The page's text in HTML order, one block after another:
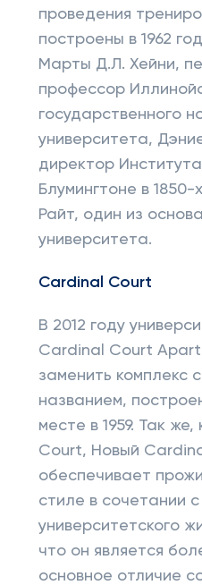
проведения
построены в 1962
Марты Д.Л. Хейни,
профессор
государственного
университета,
директор
Блумингтоне в
Райт, один из
университета.
Cardinal Court
В 2012 году
Cardinal Court
заменить комплекс
названием,
месте в 1959. Так
Court, Новый
обеспечивает
стиле в сочетании
университетского
что он является
основное отличие